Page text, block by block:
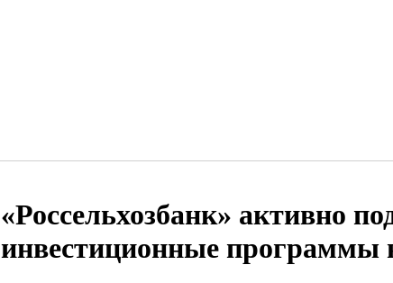
«Россельхозбанк» активно
инвестиционные программы